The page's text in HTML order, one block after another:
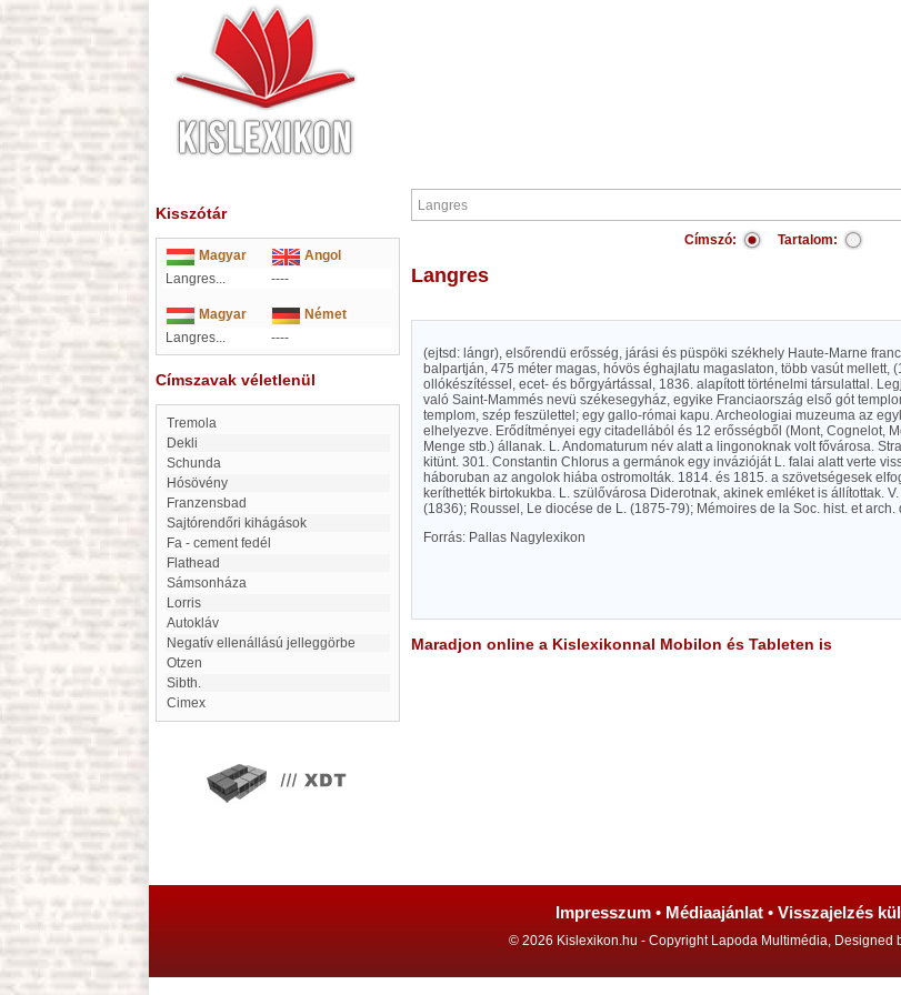
Kisszótár
Magyar
Angol
Langres...
----
Magyar
Német
Langres...
----
Címszavak véletlenül
Tremola
dekli
Schunda
Hósövény
Franzensbad
Sajtórendőri kihágások
Fa - cement fedél
Flathead
Sámsonháza
Lorris
autokláv
negatív ellenállású jelleggörbe
Otzen
Sibth.
Cimex
Címszó: Tartalom:
Langres
(ejtsd: lángr), elsőrendü erősség, járási és püspöki székhely Haute-Marne
balpartján, 475 méter magas, hóvös éghajlatu magaslaton, több vasút mellett,
ollókészítéssel, ecet- és bőrgyártással, 1836. alapított történelmi társulattal.
való Saint-Mammés nevü székesegyház, egyike Franciaország első gót
templom, szép feszülettel; egy gallo-római kapu. Archeologiai muzeuma az
elhelyezve. Erődítményei egy citadellából és 12 erősségből (Mont, Cognelot,
Menge stb.) állanak. L. Andomaturum név alatt a lingonoknak volt fővárosa.
kitünt. 301. Constantin Chlorus a germánok egy invázióját L. falai alatt verte
háboruban az angolok hiába ostromolták. 1814. és 1815. a szövetségesek
keríthették birtokukba. L. szülővárosa Diderotnak, akinek emléket is állítottak.
(1836); Roussel, Le diocése de L. (1875-79); Mémoires de la Soc. hist. et arch.
Forrás: Pallas Nagylexikon
Maradjon online a Kislexikonnal Mobilon és Tableten is
Impresszum • Médiaajánlat • Visszajelzés
© 2026 Kislexikon.hu - Copyright Lapoda Multimédia, Designed